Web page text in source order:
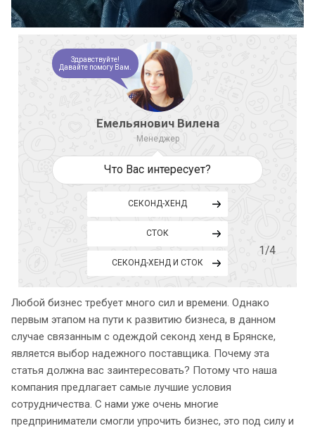
Емельянович Вилена
Менеджер
Здравствуйте!
Давайте помогу Вам.
Что Вас интересует?
1/4
СЕКОНД-ХЕНД
СТОК
СЕКОНД-ХЕНД И СТОК
Любой бизнес требует много сил и времени. Однако
первым этапом на пути к развитию бизнеса, в данном
случае связанным с одеждой секонд хенд в Брянске,
является выбор надежного поставщика. Почему эта
статья должна вас заинтересовать? Потому что наша
компания предлагает самые лучшие условия
сотрудничества. С нами уже очень многие
предприниматели смогли упрочить бизнес, это под силу и